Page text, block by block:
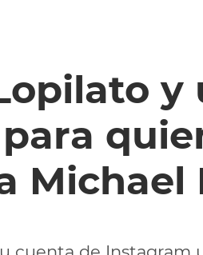
UN CAMBIO
ENTROMETIDOS EN LA
MODO FONTEVECCHIA
PERIODISMO PURO
REPERFILAR
Michael